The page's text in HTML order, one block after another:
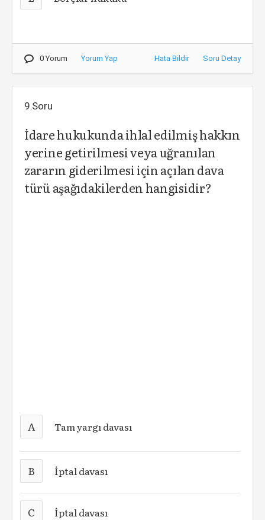
0 Yorum Yorum Yap Hata Bildir Soru Detay
9.Soru
İdare hukukunda ihlal edilmiş hakkın
yerine getirilmesi veya uğranılan
zararın giderilmesi için açılan dava
türü aşağıdakilerden hangisidir?
A Tam yargı davası
B İptal davası
C İptal davası